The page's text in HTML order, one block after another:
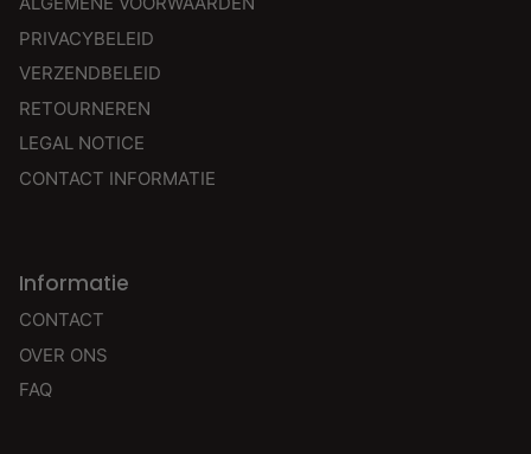
PRIVACYBELEID
VERZENDBELEID
RETOURNEREN
LEGAL NOTICE
CONTACT INFORMATIE
Informatie
CONTACT
OVER ONS
FAQ